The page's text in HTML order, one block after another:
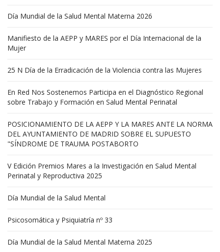
Día Mundial de la Salud Mental Materna 2026
Manifiesto de la AEPP y MARES por el Día Internacional de la
Mujer
25 N Día de la Erradicación de la Violencia contra las Mujeres
En Red Nos Sostenemos Participa en el Diagnóstico Regional
sobre Trabajo y Formación en Salud Mental Perinatal
POSICIONAMIENTO DE LA AEPP Y LA MARES ANTE LA NORMA
DEL AYUNTAMIENTO DE MADRID SOBRE EL SUPUESTO
"SÍNDROME DE TRAUMA POSTABORTO
V Edición Premios Mares a la Investigación en Salud Mental
Perinatal y Reproductiva 2025
Día Mundial de la Salud Mental
Psicosomática y Psiquiatría nº 33
Día Mundial de la Salud Mental Materna 2025